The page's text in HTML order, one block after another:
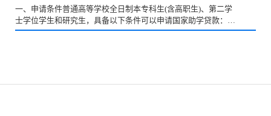
一、申请条件普通高等学校全日制本专科生(含高职生)、第二学
士学位学生和研究生，具备以下条件可以申请国家助学贷款：
（一）家庭经济困难;（二）具有中华人民共和国国籍，年...